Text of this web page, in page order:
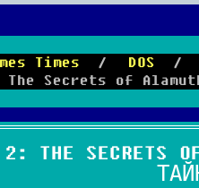
Times / DOS
/
The Secrets of
2: THE